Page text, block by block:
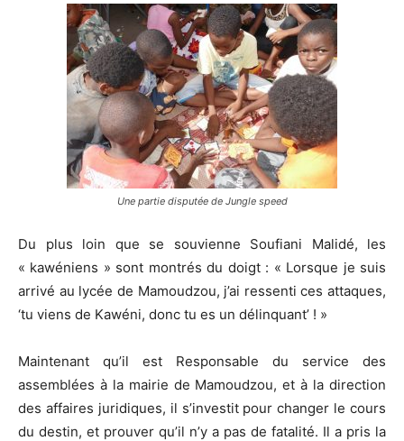
Une partie disputée de Jungle speed
Du plus loin que se souvienne Soufiani Malidé, les
« kawéniens » sont montrés du doigt : « Lorsque je suis
arrivé au lycée de Mamoudzou, j’ai ressenti ces attaques,
‘tu viens de Kawéni, donc tu es un délinquant’ ! »
Maintenant qu’il est Responsable du service des
assemblées à la mairie de Mamoudzou, et à la direction
des affaires juridiques, il s’investit pour changer le cours
du destin, et prouver qu’il n’y a pas de fatalité. Il a pris la